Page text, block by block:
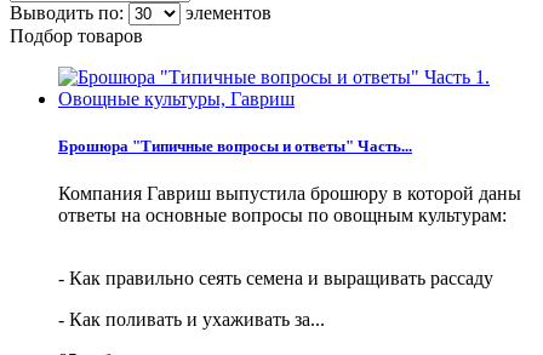
Выводить по:
элементов
Подбор товаров
Брошюра "Типичные вопросы и ответы" Часть...
Компания Гавриш выпустила брошюру в которой даны
ответы на основные вопросы по овощным культурам:
- Как правильно сеять семена и выращивать рассаду
- Как поливать и ухаживать за...